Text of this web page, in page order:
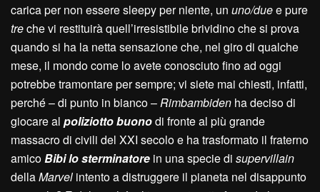
carica per non essere sleepy per niente, un uno/duee pure
treche vi restituirà quell’irresistibile brividino che si prova
quando si ha la netta sensazione che, nel giro di qualche
mese, il mondo come lo avete conosciuto fino ad oggi
potrebbe tramontare per sempre; vi siete mai chiesti, infatti,
perché – di punto in bianco –Rimbambiden ha deciso di
giocare al poliziotto buonodi fronte al più grande
massacro di civili del XXI secolo e ha trasformato il fraterno
amicoBibi lo sterminatore in una specie di supervillain
dellaMarvel intento a distruggere il pianeta nel disappunto